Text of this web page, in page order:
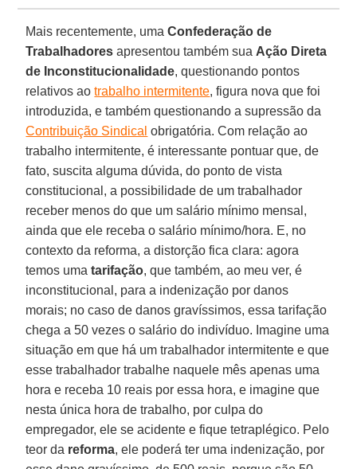
Mais recentemente, umaConfederação de
Trabalhadores apresentou também sua Ação Direta
de Inconstitucionalidade, questionando pontos
relativos aotrabalho intermitente, figura nova que foi
introduzida, e também questionando a supressão da
Contribuição Sindical obrigatória. Com relação ao
trabalho intermitente, é interessante pontuar que, de
fato, suscita alguma dúvida, do ponto de vista
constitucional, a possibilidade de um trabalhador
receber menos do que um salário mínimo mensal,
ainda que ele receba o salário mínimo/hora. E, no
contexto da reforma, a distorção fica clara: agora
temos umatarifação, que também, ao meu ver, é
inconstitucional, para a indenização por danos
morais; no caso de danos gravíssimos, essa tarifação
chega a 50 vezes o salário do indivíduo. Imagine uma
situação em que há um trabalhador intermitente e que
esse trabalhador trabalhe naquele mês apenas uma
hora e receba 10 reais por essa hora, e imagine que
nesta única hora de trabalho, por culpa do
empregador, ele se acidente e fique tetraplégico. Pelo
teor da reforma, ele poderá ter uma indenização, por